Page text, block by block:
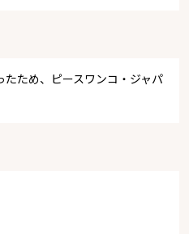
ため、ピースワンコ・ジャパ